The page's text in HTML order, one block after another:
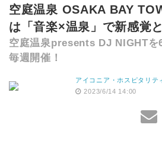
空庭温泉 OSAKA BAY
は「音楽×温泉」で新感覚
空庭温泉presents DJ NIGHTを
毎週開催！
アイコニア・ホスピタリテ
2023/6/14 14:00